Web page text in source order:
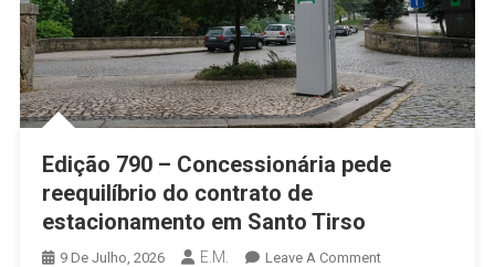
Edição 790 – Concessionária pede
reequilíbrio do contrato de
estacionamento em Santo Tirso
9 De Julho, 2026 E.M. Leave A CommentOn